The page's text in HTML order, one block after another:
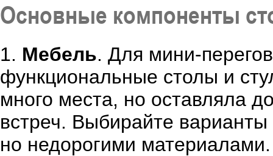
Основные компоненты
1. Мебель. Для мини-
функциональные столы и
много места, но оставляла
встреч. Выбирайте
но недорогими материалами.